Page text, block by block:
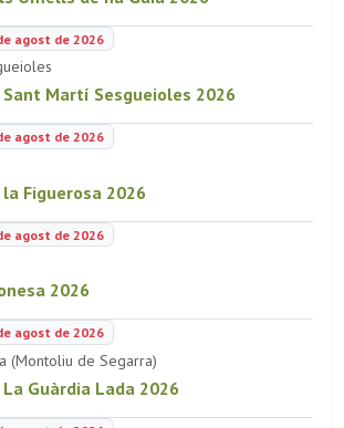
agost de 2026
Martí Sesgueioles 2026
agost de 2026
Figuerosa 2026
agost de 2026
2026
agost de 2026
(Montoliu de Segarra)
Guàrdia Lada 2026